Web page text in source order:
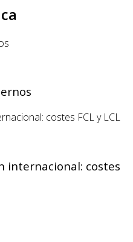
internacional: costes